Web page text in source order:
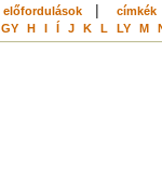
előfordulások| címkék
GY H I Í J K L LY M